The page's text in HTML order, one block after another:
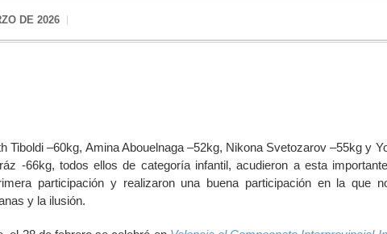
DE 2026
Tiboldi –60kg, Amina Abouelnaga –52kg, Nikona Svetozarov –55kg y
-66kg, todos ellos de categoría infantil, acudieron a esta
participación y realizaron una buena participación en la que
y la ilusión.